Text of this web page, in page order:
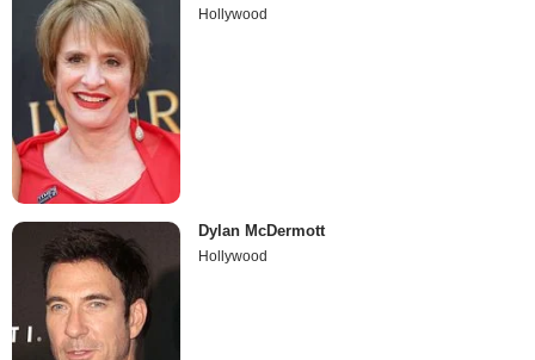
Hollywood
Dylan McDermott
Hollywood